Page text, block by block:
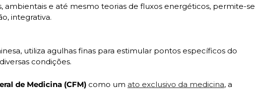
ambientais e até mesmo teorias de fluxos energéticos, permite-se
integrativa.
utiliza agulhas finas para estimular pontos específicos do
condições.
de Medicina (CFM) como um ato exclusivo da medicina, a